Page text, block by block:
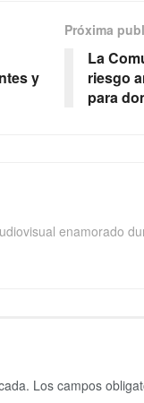
y
Próxima
La
riesgo
para
enamorado
Los campos